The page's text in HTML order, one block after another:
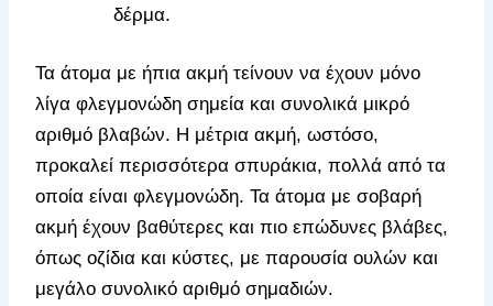
δέρμα.
Τα άτομα με ήπια ακμή τείνουν να έχουν μόνο
λίγα φλεγμονώδη σημεία και συνολικά μικρό
αριθμό βλαβών. Η μέτρια ακμή, ωστόσο,
προκαλεί περισσότερα σπυράκια, πολλά από τα
οποία είναι φλεγμονώδη. Τα άτομα με σοβαρή
ακμή έχουν βαθύτερες και πιο επώδυνες βλάβες,
όπως οζίδια και κύστες, με παρουσία ουλών και
μεγάλο συνολικό αριθμό σημαδιών.